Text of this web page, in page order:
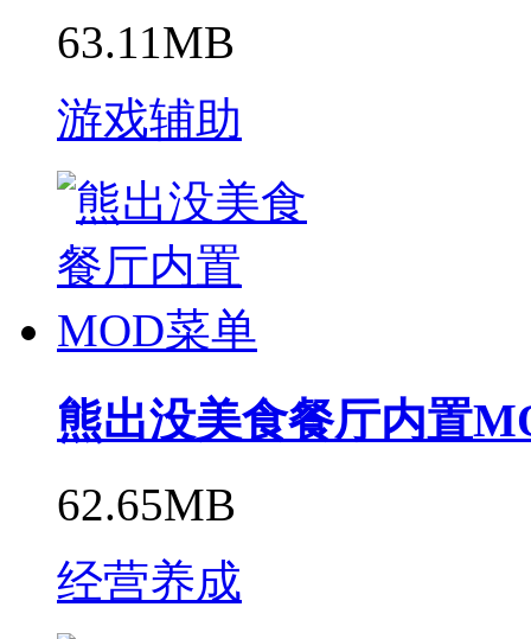
63.11MB
游戏辅助
熊出没美食餐厅内置
62.65MB
经营养成